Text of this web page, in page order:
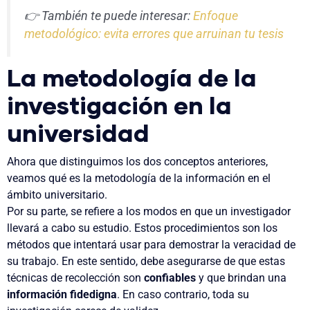
👉 También te puede interesar: Enfoque
metodológico: evita errores que arruinan tu tesis
La metodología de la
investigación en la
universidad
Ahora que distinguimos los dos conceptos anteriores,
veamos qué es la metodología de la información en el
ámbito universitario.
Por su parte, se refiere a los modos en que un investigador
llevará a cabo su estudio. Estos procedimientos son los
métodos que intentará usar para demostrar la veracidad de
su trabajo. En este sentido, debe asegurarse de que estas
técnicas de recolección son confiables y que brindan una
información fidedigna. En caso contrario, toda su